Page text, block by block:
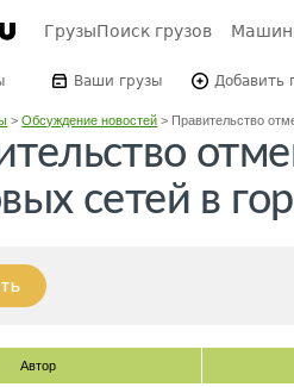
ГрузыПоиск грузов
Ваши грузы Добавить
>Обсуждение новостей > Правительство
сетей в
Автор